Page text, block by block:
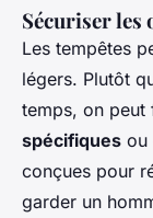
Sécuriser les
Les tempêtes
légers. Plutôt
temps, on peut
spécifiques ou
conçues pour
garder un